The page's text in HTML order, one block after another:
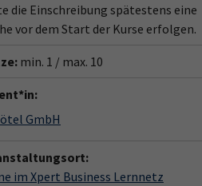
die Einschreibung spätestens eine
vor dem Start der Kurse erfolgen.
min. 1 / max. 10
GmbH
im Xpert Business Lernnetz